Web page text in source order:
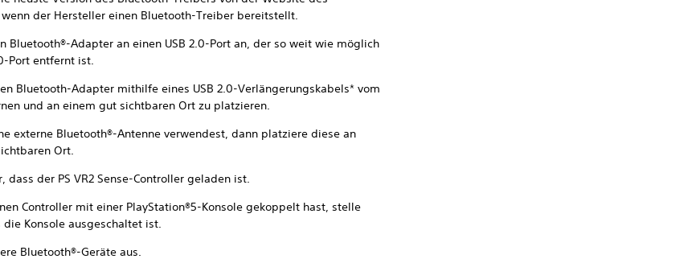
der Hersteller einen Bluetooth-Treiber bereitstellt.
Bluetooth®-Adapter an einen USB 2.0-Port an, der so weit wie möglich
Port entfernt ist.
Bluetooth-Adapter mithilfe eines USB 2.0-Verlängerungskabels* vom
und an einem gut sichtbaren Ort zu platzieren.
externe Bluetooth®-Antenne verwendest, dann platziere diese an
Ort.
dass der PS VR2 Sense-Controller geladen ist.
Controller mit einer PlayStation®5-Konsole gekoppelt hast, stelle
die Konsole ausgeschaltet ist.
Bluetooth®-Geräte aus.